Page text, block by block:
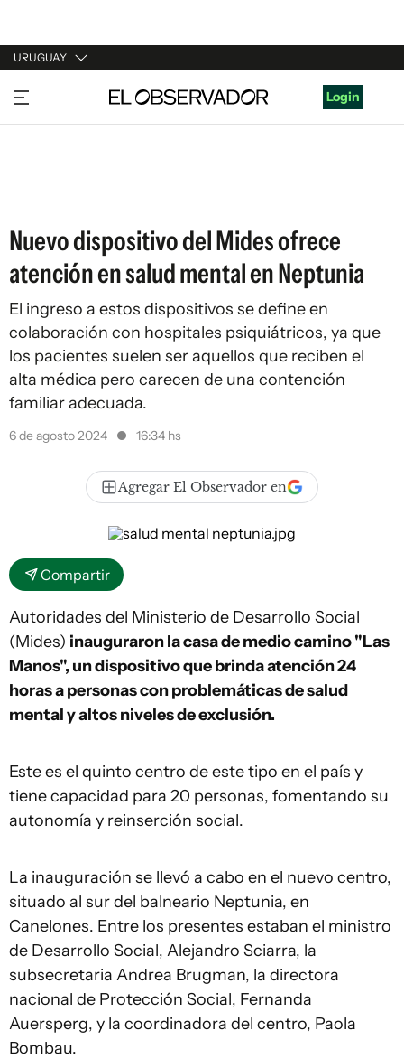
URUGUAY
URUGUAY
ARGENTINA
Login
Nuevo dispositivo del Mides ofrece
atención en salud mental en Neptunia
El ingreso a estos dispositivos se define en
colaboración con hospitales psiquiátricos, ya que
los pacientes suelen ser aquellos que reciben el
alta médica pero carecen de una contención
familiar adecuada.
6 de agosto 2024 16:34 hs
Agregar El Observador en
Compartir
Autoridades del Ministerio de Desarrollo Social
(Mides) inauguraron la casa de medio camino "Las
Manos", un dispositivo que brinda atención 24
horas a personas con problemáticas de salud
mental y altos niveles de exclusión.
Este es el quinto centro de este tipo en el país y
tiene capacidad para 20 personas, fomentando su
autonomía y reinserción social.
La inauguración se llevó a cabo en el nuevo centro,
situado al sur del balneario Neptunia, en
Canelones. Entre los presentes estaban el ministro
de Desarrollo Social, Alejandro Sciarra, la
subsecretaria Andrea Brugman, la directora
nacional de Protección Social, Fernanda
Auersperg, y la coordinadora del centro, Paola
Bombau.